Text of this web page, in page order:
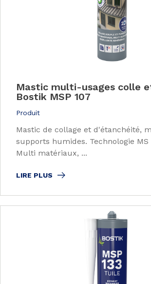
Mastic multi-usages colle
Bostik MSP 107
Produit
Mastic de collage et d'étanchéité,
supports humides. Technologie MS
Multi matériaux, ...
LIRE PLUS